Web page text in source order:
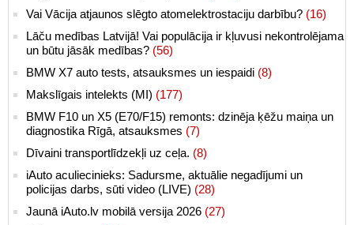
Vai Vācija atjaunos slēgto atomelektrostaciju darbību? (16)
Lāču medības Latvijā! Vai populācija ir kļuvusi nekontrolējama
un būtu jāsāk medības? (56)
BMW X7 auto tests, atsauksmes un iespaidi (8)
Makslīgais intelekts (MI) (177)
BMW F10 un X5 (E70/F15) remonts: dzinēja ķēžu maiņa un
diagnostika Rīgā, atsauksmes (7)
Dīvaini transportlīdzekļi uz ceļa. (8)
iAuto aculiecinieks: Sadursme, aktuālie negadījumi un
policijas darbs, sūti video (LIVE) (28)
Jaunā iAuto.lv mobilā versija 2026 (27)